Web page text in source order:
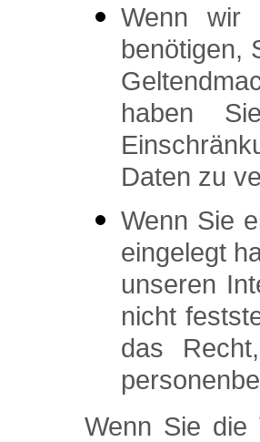
Wenn wir
benötigen,
haben
Daten zu
Wenn Sie
eingelegt
unseren
nicht
das
Wenn Sie die